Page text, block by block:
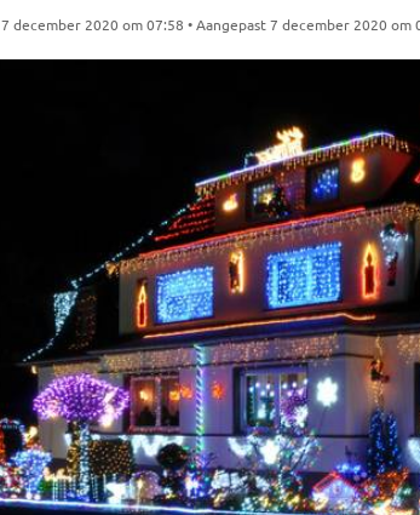
7 december 2020 om 07:58 • Aangepast 7 december 2020 om